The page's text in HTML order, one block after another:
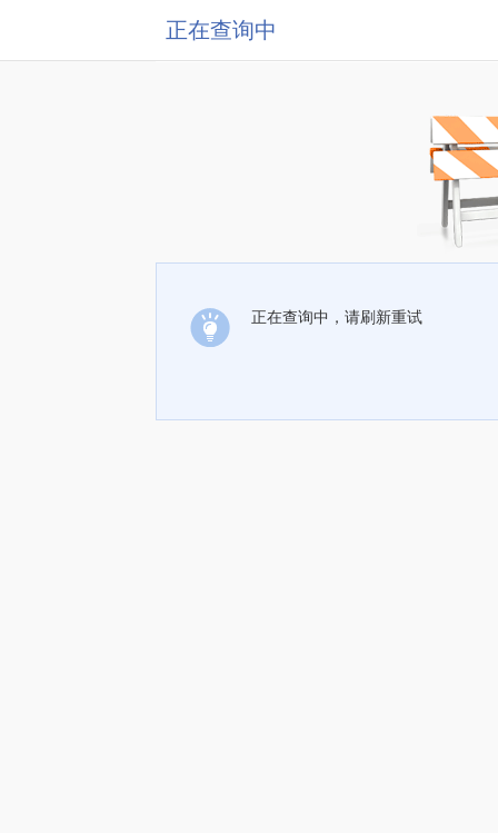
正在查询中
正在查询中，请刷新重试